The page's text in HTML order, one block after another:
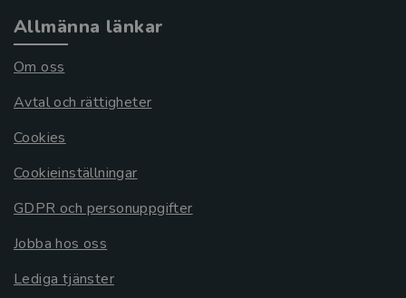
Allmänna länkar
Om oss
Avtal och rättigheter
Cookies
Cookieinställningar
GDPR och personuppgifter
Jobba hos oss
Lediga tjänster